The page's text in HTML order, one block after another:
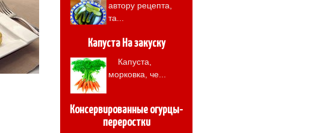
автору рецепта,
та...
Капуста На закуску
Капуста,
морковка, че...
Консервированные огурцы-
переростки